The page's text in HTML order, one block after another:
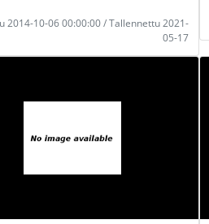
2014-10-06 00:00:00 / Tallennettu 2021-
05-17